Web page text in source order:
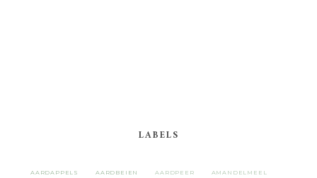
LABELS
AARDAPPELS AARDBEIEN AARDPEER AMANDELMEEL